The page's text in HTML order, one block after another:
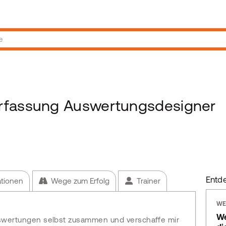
Auswertungsdesigner
Wege zum Erfolg Trainer
selbst zusammen und verschaffe mir